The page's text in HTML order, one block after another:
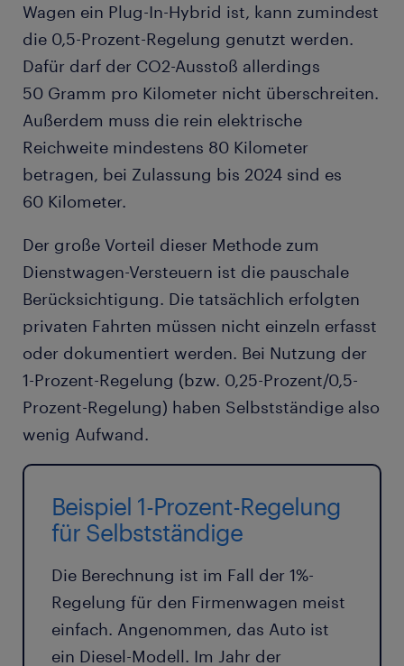
Wagen ein Plug-In-Hybrid ist, kann zumindest
die 0,5-Prozent-Regelung genutzt werden.
Dafür darf der CO2-Ausstoß allerdings
50 Gramm pro Kilometer nicht überschreiten.
Außerdem muss die rein elektrische
Reichweite mindestens 80 Kilometer
betragen, bei Zulassung bis 2024 sind es
60 Kilometer.
Der große Vorteil dieser Methode zum
Dienstwagen-Versteuern ist die pauschale
Berücksichtigung. Die tatsächlich erfolgten
privaten Fahrten müssen nicht einzeln erfasst
oder dokumentiert werden. Bei Nutzung der
1-Prozent-Regelung (bzw. 0,25-Prozent/0,5-
Prozent-Regelung) haben Selbstständige also
wenig Aufwand.
Beispiel 1-Prozent-Regelung
für Selbstständige
Die Berechnung ist im Fall der 1%-
Regelung für den Firmenwagen meist
einfach. Angenommen, das Auto ist
ein Diesel-Modell. Im Jahr der